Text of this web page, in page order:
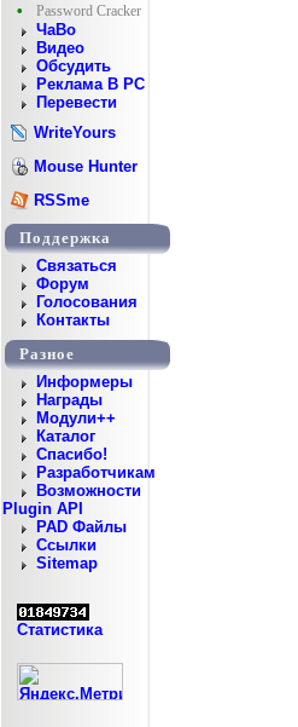
•
Password Cracker
ЧаВо
Видео
Обсудить
Реклама В PC
Перевести
WriteYours
Mouse Hunter
RSSme
Поддержка
Cвязаться
Форум
Голосования
Контакты
Разное
Информеры
Награды
Модули++
Каталог
Спасибо!
Разработчикам
Возможности
Plugin API
PAD Файлы
Ссылки
Sitemap
Статистика